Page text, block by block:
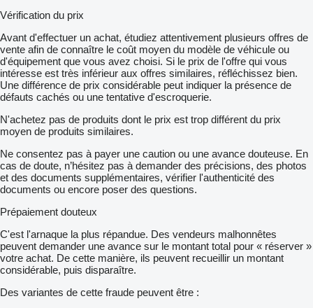
Vérification du prix
Avant d'effectuer un achat, étudiez attentivement plusieurs offres de
vente afin de connaître le coût moyen du modèle de véhicule ou
d'équipement que vous avez choisi. Si le prix de l'offre qui vous
intéresse est très inférieur aux offres similaires, réfléchissez bien.
Une différence de prix considérable peut indiquer la présence de
défauts cachés ou une tentative d'escroquerie.
N'achetez pas de produits dont le prix est trop différent du prix
moyen de produits similaires.
Ne consentez pas à payer une caution ou une avance douteuse. En
cas de doute, n’hésitez pas à demander des précisions, des photos
et des documents supplémentaires, vérifier l'authenticité des
documents ou encore poser des questions.
Prépaiement douteux
C'est l'arnaque la plus répandue. Des vendeurs malhonnêtes
peuvent demander une avance sur le montant total pour « réserver »
votre achat. De cette manière, ils peuvent recueillir un montant
considérable, puis disparaître.
Des variantes de cette fraude peuvent être :